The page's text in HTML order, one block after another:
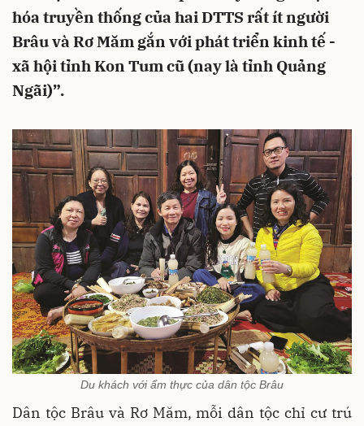
hóa truyền thống của hai DTTS rất ít người
Brâu và Rơ Măm gắn với phát triển kinh tế -
xã hội tỉnh Kon Tum cũ (nay là tỉnh Quảng
Ngãi)”.
Du khách với ẩm thực của dân tộc Brâu
Dân tộc Brâu và Rơ Măm, mỗi dân tộc chỉ cư trú